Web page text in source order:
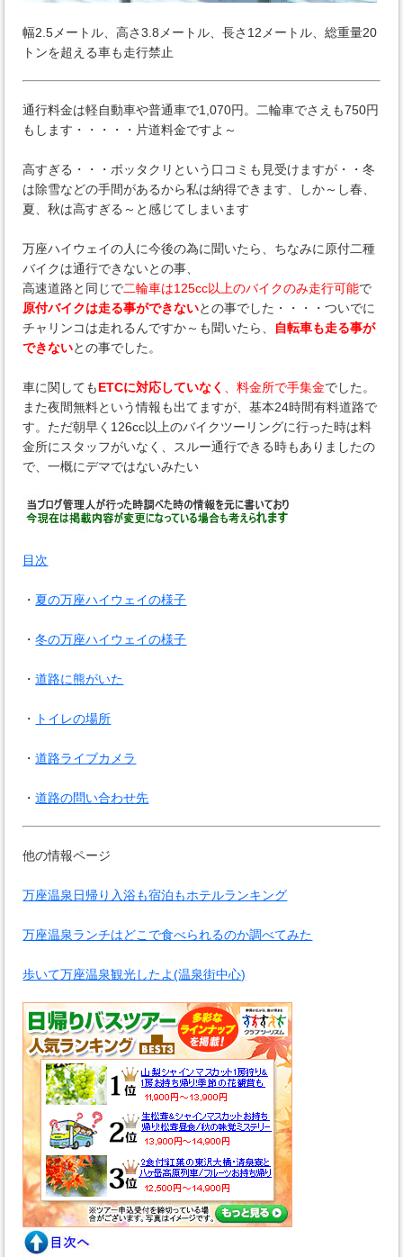
幅2.5メートル、高さ3.8メートル、長さ12メートル、総重量20
トンを超える車も走行禁止
通行料金は軽自動車や普通車で1,070円。二輪車でさえも750円
もします・・・・・片道料金ですよ～
高すぎる・・・ボッタクリという口コミも見受けますが・・冬
は除雪などの手間があるから私は納得できます、しか～し春、
夏、秋は高すぎる～と感じてしまいます
万座ハイウェイの人に今後の為に聞いたら、ちなみに原付二種
バイクは通行できないとの事、
高速道路と同じで二輪車は125cc以上のバイクのみ走行可能で
原付バイクは走る事ができないとの事でした・・・・ついでに
チャリンコは走れるんですか～も聞いたら、 自転車も走る事が
できないとの事でした。
車に関してもETCに対応していなく 、料金所で手集金でした。
また夜間無料という情報も出てますが、基本24時間有料道路で
す。ただ朝早く126cc以上のバイクツーリングに行った時は料
金所にスタッフがいなく、スルー通行できる時もありましたの
で、一概にデマではないみたい
目次
・ 夏の万座ハイウェイの様子
・冬の万座ハイウェイの様子
・道路に熊がいた
・ トイレの場所
・道路ライブカメラ
・道路の問い合わせ先
他の情報ページ
万座温泉日帰り入浴も宿泊もホテルランキング
万座温泉ランチはどこで食べられるのか調べてみた
歩いて万座温泉観光したよ(温泉街中心)